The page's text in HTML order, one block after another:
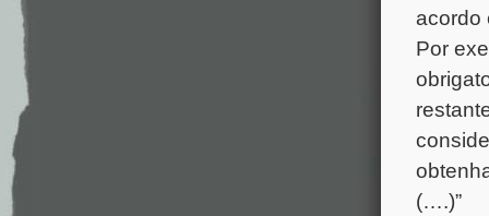
acordo
Por
(….)”